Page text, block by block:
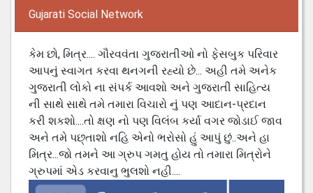
Gujarati Social Network
કેમ છો, મિત્ર.... ગૌરવવંતા ગુજરાતીઓ નો ફેસબુક પરિવાર
આપનું સ્વાગત કરવા થનગની રહ્યો છે... અહી તમે અનેક
ગુજરાતી લોકો ના સંપર્ક આવશો અને ગુજરાતી સાહિત્ય
ની સાથે સાથે તમે તમારા વિચારો નું પણ આદાન-પ્રદાન
કરી શકશો....તો ક્ષણ નો પણ વિલંબ કર્યા વગર જોડાઈ જાવ
અને તમે પછ્તાશો નહિ એનો ભરોસો હું આપું છું..અને હા
મિત્ર...જો તમને આ ગ્રુપ ગમતુ હોય તો તમારા મિત્રોને
ગ્રુપમાં એડ કરવાનુ ભુલશો નહી....